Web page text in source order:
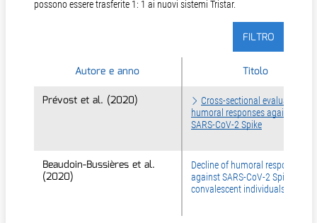
possono essere trasferite 1: 1 ai nuovi sistemi Tristar.
FILTRO
Autore e anno
Prévost et al. (2020)
Beaudoin-Bussières et al.
(2020)
Autore e anno
Titolo
Prévost et al. (2020)
Cross-sectional evaluation of
humoral responses against
SARS-CoV-2 Spike
Beaudoin-Bussières et al.
(2020)
Decline of humoral responses
against SARS-CoV-2 Spike in
convalescent individuals